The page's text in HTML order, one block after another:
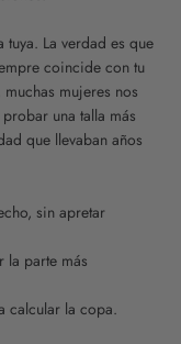
La verdad es que
coincide con tu
mujeres nos
una talla más
que llevaban años
sin apretar
la parte más
calcular la copa.